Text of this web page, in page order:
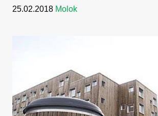
25.02.2018 Molok